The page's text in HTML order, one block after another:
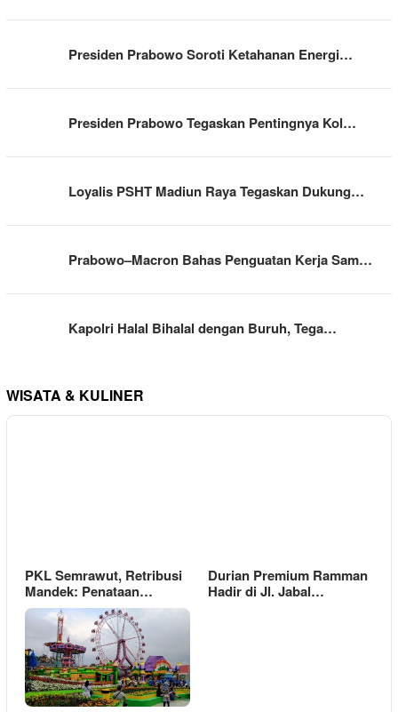
Presiden Prabowo Soroti Ketahanan Energi…
Presiden Prabowo Tegaskan Pentingnya Kol…
Loyalis PSHT Madiun Raya Tegaskan Dukung…
Prabowo–Macron Bahas Penguatan Kerja Sam…
Kapolri Halal Bihalal dengan Buruh, Tega…
WISATA & KULINER
PKL Semrawut, Retribusi
Mandek: Penataan…
Durian Premium Ramman
Hadir di Jl. Jabal…